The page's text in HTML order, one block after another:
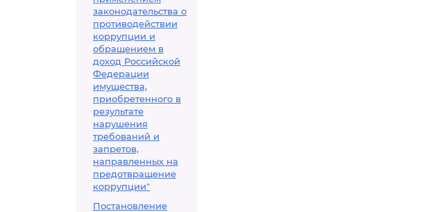
законодательства о
противодействии
коррупции и
обращением в
доход Российской
Федерации
имущества,
приобретенного в
результате
нарушения
требований и
запретов,
направленных на
предотвращение
коррупции"
Постановление